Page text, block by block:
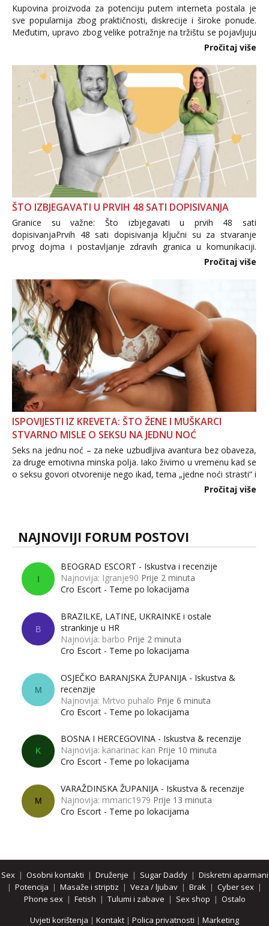
Kupovina proizvoda za potenciju putem interneta postala je
sve popularnija zbog praktičnosti, diskrecije i široke ponude.
Međutim, upravo zbog velike potražnje na tržištu se pojavljuju
i brojni krivotvoreni proizvodi, nepouzdane internetske
Pročitaj više
ŠTO IZBJEGAVATI U PRVIH 48 SATI DOPISIVANJA
Granice su važne: Što izbjegavati u prvih 48 sati
dopisivanjaPrvih 48 sati dopisivanja ključni su za stvaranje
prvog dojma i postavljanje zdravih granica u komunikaciji.
Važno je izbjeći prebrzo otkrivanje osobnih ili intimnih
informacija, jer nepoznata osoba još nije zaslužila to
povjerenje. Takođe...
Pročitaj više
ISPOVIJESTI IZ KREVETA: ŠTO ŽENE I MUŠKARCI
STVARNO MISLE O SEKSU NA JEDNU NOĆ
Seks na jednu noć – za neke uzbudljiva avantura bez obaveza,
za druge emotivna minska polja. Iako živimo u vremenu kad se
o seksu govori otvorenije nego ikad, tema „jedne noći strasti“ i
dalje izaziva burne rasprave. Što zapravo misle žene, a što
Pročitaj više
NAJNOVIJI FORUM POSTOVI
I
BEOGRAD ESCORT - Iskustva i recenzije
Najnovija: Igranje90 Prije 2 minuta
Cro Escort - Teme po lokacijama
B
BRAZILKE, LATINE, UKRAINKE i ostale
strankinje u HR
Najnovija: barbo Prije 2 minuta
Cro Escort - Teme po lokacijama
M
OSJEČKO BARANJSKA ŽUPANIJA - Iskustva &
recenzije
Najnovija: Mrtvo puhalo Prije 6 minuta
Cro Escort - Teme po lokacijama
K
BOSNA I HERCEGOVINA - Iskustva & recenzije
Najnovija: kanarinac kan Prije 10 minuta
Cro Escort - Teme po lokacijama
M
VARAŽDINSKA ŽUPANIJA - Iskustva & recenzije
Najnovija: mmaric1979 Prije 13 minuta
Cro Escort - Teme po lokacijama
Sex| Osobni kontakti | Druženje | Sugar Daddy| Diskretni aparmani
| Potencija | Masaže i striptiz | Veza / ljubav | Brak | Cyber sex |
Phone sex| Fetish | Tulumi i zabave | Sex shop | Ostalo
Uvjeti korištenja | Kontakt | Polica privatnosti | Marketing